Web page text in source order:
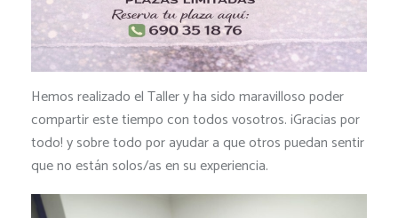
Hemos realizado el Taller y ha sido maravilloso poder
compartir este tiempo con todos vosotros. ¡Gracias por
todo! y sobre todo por ayudar a que otros puedan sentir
que no están solos/as en su experiencia.